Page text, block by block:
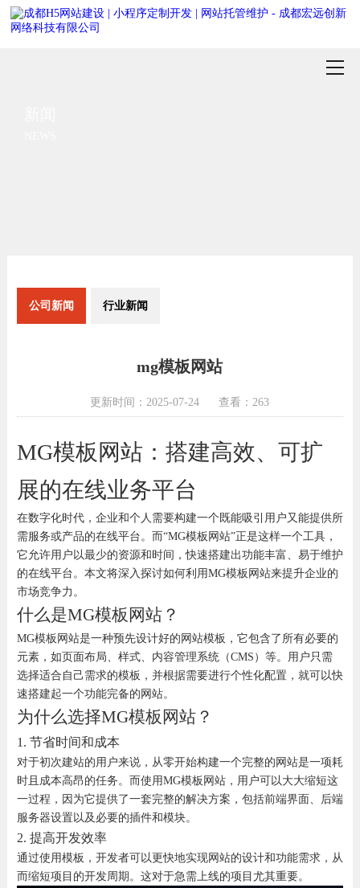
公司新闻 行业新闻
mg模板网站
更新时间：2025-07-24 查看：263
MG模板网站：搭建高效、可扩
展的在线业务平台
在数字化时代，企业和个人需要构建一个既能吸引用户又能提供所
需服务或产品的在线平台。而“MG模板网站”正是这样一个工具，
它允许用户以最少的资源和时间，快速搭建出功能丰富、易于维护
的在线平台。本文将深入探讨如何利用MG模板网站来提升企业的
市场竞争力。
什么是MG模板网站？
MG模板网站是一种预先设计好的网站模板，它包含了所有必要的
元素，如页面布局、样式、内容管理系统（CMS）等。用户只需
选择适合自己需求的模板，并根据需要进行个性化配置，就可以快
速搭建起一个功能完备的网站。
为什么选择MG模板网站？
1. 节省时间和成本
对于初次建站的用户来说，从零开始构建一个完整的网站是一项耗
时且成本高昂的任务。而使用MG模板网站，用户可以大大缩短这
一过程，因为它提供了一套完整的解决方案，包括前端界面、后端
服务器设置以及必要的插件和模块。
2. 提高开发效率
通过使用模板，开发者可以更快地实现网站的设计和功能需求，从
而缩短项目的开发周期。这对于急需上线的项目尤其重要。